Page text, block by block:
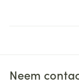
Neem